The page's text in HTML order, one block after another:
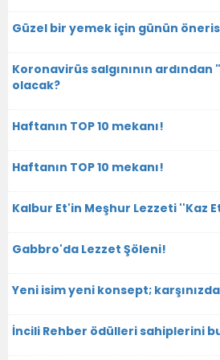
Güzel bir yemek için günün
Koronavirüs salgınının
olacak?
Haftanın TOP 10 mekanı!
Haftanın TOP 10 mekanı!
Kalbur Et'in Meşhur Lezzeti ''Kaz
Gabbro'da Lezzet Şöleni!
Yeni isim yeni konsept;
İncili Rehber ödülleri sahiplerini